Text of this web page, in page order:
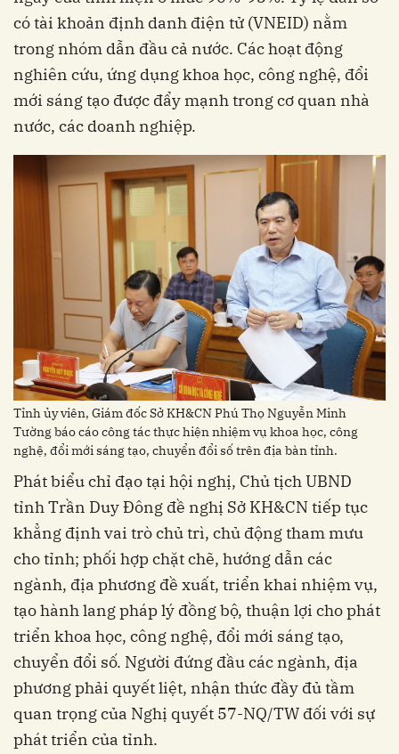
có tài khoản định danh điện tử (VNEID) nằm
trong nhóm dẫn đầu cả nước. Các hoạt động
nghiên cứu, ứng dụng khoa học, công nghệ, đổi
mới sáng tạo được đẩy mạnh trong cơ quan nhà
nước, các doanh nghiệp.
Tỉnh ủy viên, Giám đốc Sở KH&CN Phú Thọ Nguyễn Minh
Tường báo cáo công tác thực hiện nhiệm vụ khoa học, công
nghệ, đổi mới sáng tạo, chuyển đổi số trên địa bàn tỉnh.
Phát biểu chỉ đạo tại hội nghị, Chủ tịch UBND
tỉnh Trần Duy Đông đề nghị Sở KH&CN tiếp tục
khẳng định vai trò chủ trì, chủ động tham mưu
cho tỉnh; phối hợp chặt chẽ, hướng dẫn các
ngành, địa phương đề xuất, triển khai nhiệm vụ,
tạo hành lang pháp lý đồng bộ, thuận lợi cho phát
triển khoa học, công nghệ, đổi mới sáng tạo,
chuyển đổi số. Người đứng đầu các ngành, địa
phương phải quyết liệt, nhận thức đầy đủ tầm
quan trọng của Nghị quyết 57-NQ/TW đối với sự
phát triển của tỉnh.